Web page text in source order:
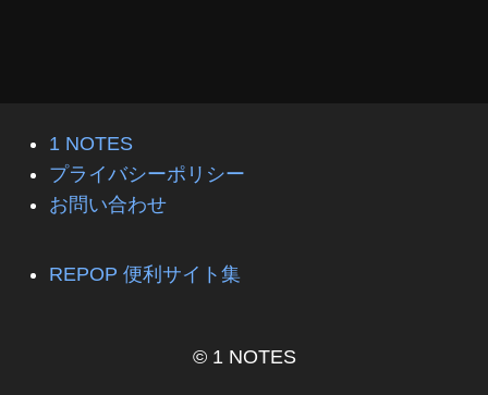
1 NOTES
プライバシーポリシー
お問い合わせ
REPOP 便利サイト集
© 1 NOTES